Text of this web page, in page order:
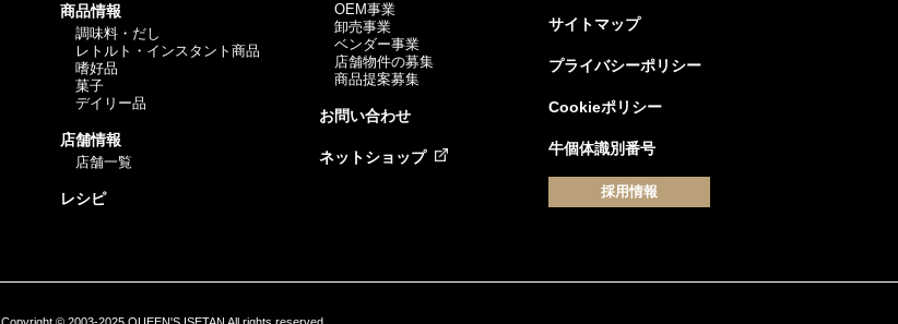
商品情報
調味料・だし
レトルト・インスタント商品
嗜好品
菓子
デイリー品
店舗情報
店舗一覧
レシピ
OEM事業
卸売事業
ベンダー事業
店舗物件の募集
商品提案募集
お問い合わせ
ネットショップ
サイトマップ
プライバシーポリシー
Cookieポリシー
牛個体識別番号
採用情報